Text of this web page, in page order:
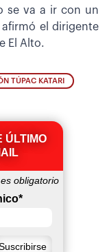
se va a ir con un
el dirigente
El Alto.
TÚPAC KATARI
ÚLTIMO
obligatorio
*